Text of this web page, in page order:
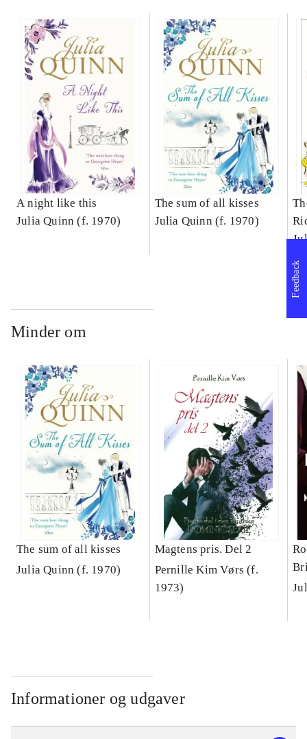
A night like this
Julia Quinn (f. 1970)
The sum of all kisses
Julia Quinn (f. 1970)
Minder om
The sum of all kisses
Julia Quinn (f. 1970)
Magtens pris. Del 2
Pernille Kim Vørs (f.
1973)
Informationer og udgaver
Feedback